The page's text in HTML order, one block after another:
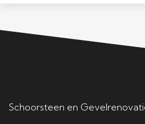
Schoorsteen en